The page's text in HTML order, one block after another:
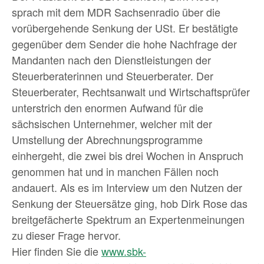
sprach mit dem MDR Sachsenradio über die
vorübergehende Senkung der USt. Er bestätigte
gegenüber dem Sender die hohe Nachfrage der
Mandanten nach den Dienstleistungen der
Steuerberaterinnen und Steuerberater. Der
Steuerberater, Rechtsanwalt und Wirtschaftsprüfer
unterstrich den enormen Aufwand für die
sächsischen Unternehmer, welcher mit der
Umstellung der Abrechnungsprogramme
einhergeht, die zwei bis drei Wochen in Anspruch
genommen hat und in manchen Fällen noch
andauert. Als es im Interview um den Nutzen der
Senkung der Steuersätze ging, hob Dirk Rose das
breitgefächerte Spektrum an Expertenmeinungen
zu dieser Frage hervor.
Hier finden Sie diewww.sbk-